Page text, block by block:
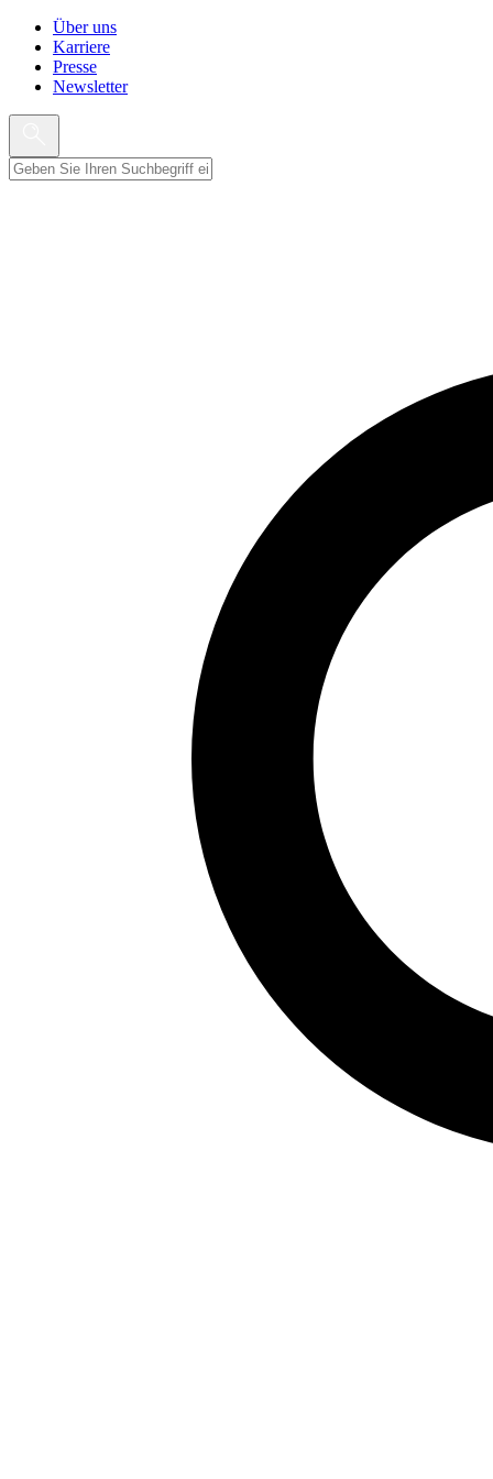
Über uns
Karriere
Presse
Newsletter